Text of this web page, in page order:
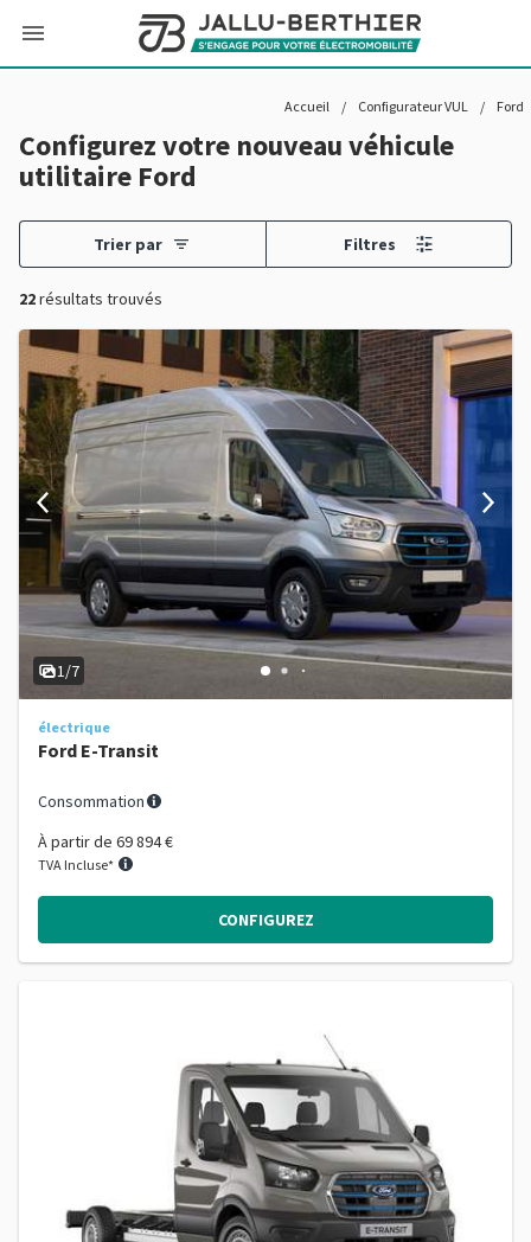
Accueil / Configurateur VUL / Ford
Configurez votre nouveau véhicule
utilitaire Ford
Trier par Filtres
22résultats trouvés
1/7
électrique
Ford E-Transit
Consommation
À partir de 69 894 €
TVA Incluse*
CONFIGUREZ